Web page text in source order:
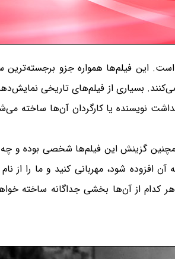
این فیلم‌ها همواره جزو
می‌کنند. بسیاری از فیلم‌های تاریخی
نویسنده یا کارگردان آن‌ها
گزینش این فیلم‌ها شخصی بوده و چه
افزوده شود، مهربانی کنید و ما را از
کدام از آن‌ها بخشی جداگانه ساخته